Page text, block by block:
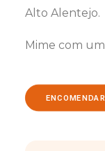
Alto Alentejo.
Mime com
ENCOMENDAR